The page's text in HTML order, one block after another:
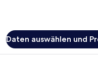
Daten auswählen und